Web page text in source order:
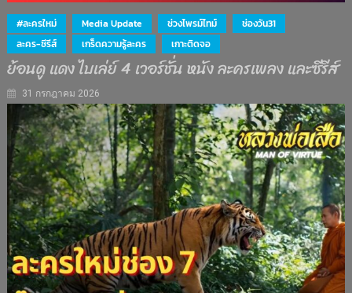
#ละครใหม่ Media Update ช่วงไพรม์ไทม์
ช่องวัน31
ละคร-ซีรีส์
เกร็ดความรู้ละคร เกาะติดจอ
ย้อนดู แดง ไบเล่ย์ 4 เวอร์ชั่น หนัง ละครเพลง และซีรีส์
31 กรกฎาคม 2026